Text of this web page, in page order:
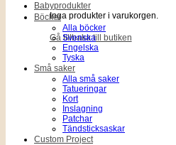
Inga produkter i varukorgen.
Gå tillbaka till butiken
Babyprodukter
Böcker
Alla böcker
Svenska
Engelska
Tyska
Små saker
Alla små saker
Tatueringar
Kort
Inslagning
Patchar
Tändsticksaskar
Custom Project